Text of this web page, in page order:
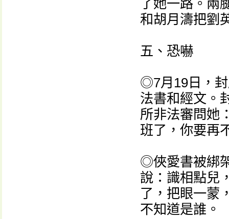
了她一路。兩
和胡月濤把劉
五、恐嚇
◎7月19日，
法書和經文。
所非法審問她
班了，你要再
◎俠愛書被綁
說：識相點兒
了，把眼一蒙
不知道是誰。